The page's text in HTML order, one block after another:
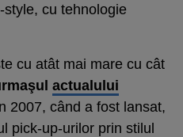
cu tehnologie
cu atât mai mare cu cât
actualului
2007, când a fost lansat,
pick-up-urilor prin stilul